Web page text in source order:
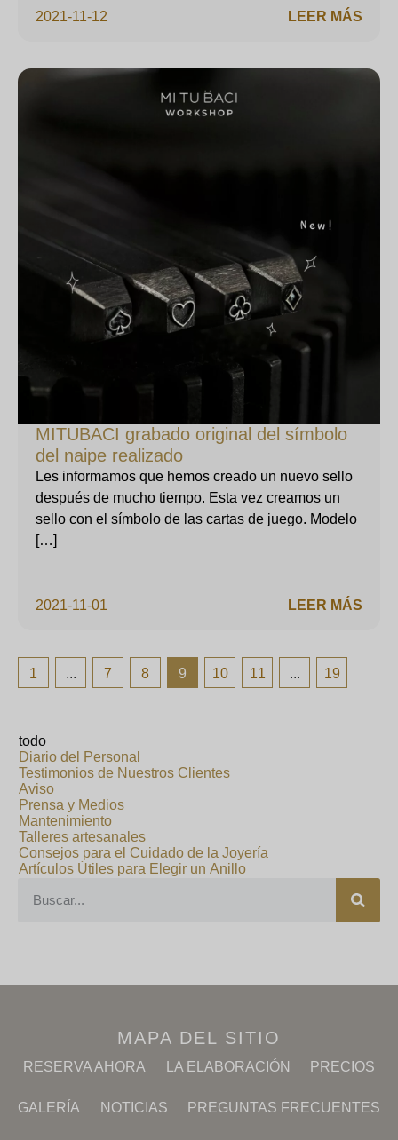
2021-11-12 LEER MÁS
MITUBACI grabado original del símbolo
del naipe realizado
2021-11-01
Les informamos que hemos creado un nuevo sello
después de mucho tiempo. Esta vez creamos un
sello con el símbolo de las cartas de juego. Modelo
[…]
LEER MÁS
1 ... 7 8 9 10 11 ... 19
Diario del Personal
Testimonios de Nuestros Clientes
Aviso
Prensa y Medios
Mantenimiento
Talleres artesanales
Consejos para el Cuidado de la Joyería
Artículos Útiles para Elegir un Anillo
todo
MAPA DEL SITIO
RESERVA AHORA LA ELABORACIÓN PRECIOS
GALERÍA NOTICIAS PREGUNTAS FRECUENTES